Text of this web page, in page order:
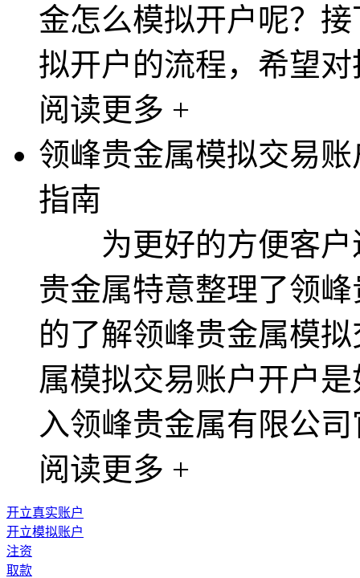
金怎么模拟开户呢？
拟开户的流程，希望
阅读更多 +
领峰贵金属模拟交易
指南
为更好的方便客户
贵金属特意整理了领
的了解领峰贵金属模
属模拟交易账户开
入领峰贵金属有限公
阅读更多 +
开立真实账户
开立模拟账户
注资
取款